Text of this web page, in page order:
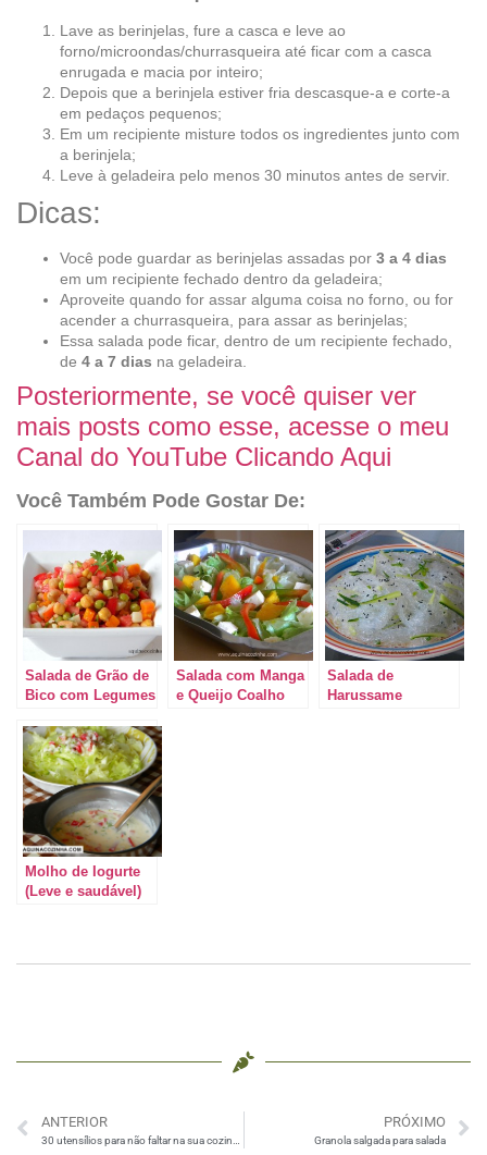
Lave as berinjelas, fure a casca e leve ao
forno/microondas/churrasqueira até ficar com a casca
enrugada e macia por inteiro;
Depois que a berinjela estiver fria descasque-a e corte-a
em pedaços pequenos;
Em um recipiente misture todos os ingredientes junto com
a berinjela;
Leve à geladeira pelo menos 30 minutos antes de servir.
Dicas:
Você pode guardar as berinjelas assadas por 3 a 4 dias
em um recipiente fechado dentro da geladeira;
Aproveite quando for assar alguma coisa no forno, ou for
acender a churrasqueira, para assar as berinjelas;
Essa salada pode ficar, dentro de um recipiente fechado,
de 4 a 7 dias na geladeira.
Posteriormente, se você quiser ver
mais posts como esse, acesse o meu
Canal do YouTube Clicando Aqui
Você Também Pode Gostar De:
Salada de Grão de
Bico com Legumes
Salada com Manga
e Queijo Coalho
Salada de
Harussame
Molho de Iogurte
(Leve e saudável)
ANTERIOR PRÓXIMO
Granola salgada para salada